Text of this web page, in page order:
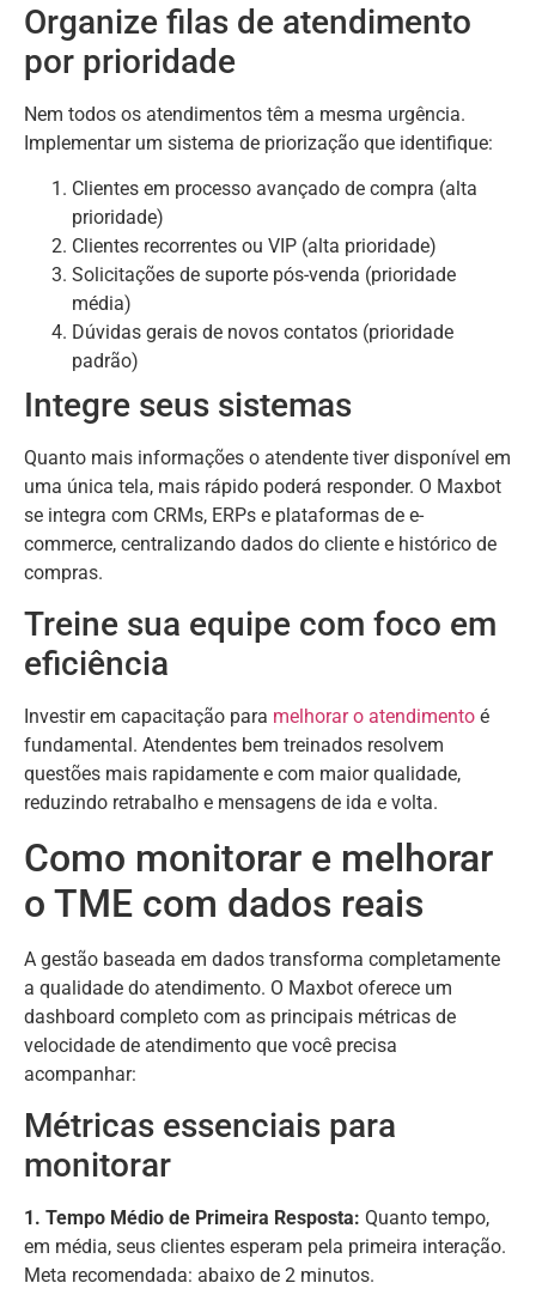
Organize filas de atendimento
por prioridade
Nem todos os atendimentos têm a mesma urgência.
Implementar um sistema de priorização que identifique:
Clientes em processo avançado de compra (alta
prioridade)
Clientes recorrentes ou VIP (alta prioridade)
Solicitações de suporte pós-venda (prioridade
média)
Dúvidas gerais de novos contatos (prioridade
padrão)
Integre seus sistemas
Quanto mais informações o atendente tiver disponível em
uma única tela, mais rápido poderá responder. O Maxbot
se integra com CRMs, ERPs e plataformas de e-
commerce, centralizando dados do cliente e histórico de
compras.
Treine sua equipe com foco em
eficiência
Investir em capacitação para melhorar o atendimento é
fundamental. Atendentes bem treinados resolvem
questões mais rapidamente e com maior qualidade,
reduzindo retrabalho e mensagens de ida e volta.
Como monitorar e melhorar
o TME com dados reais
A gestão baseada em dados transforma completamente
a qualidade do atendimento. O Maxbot oferece um
dashboard completo com as principais métricas de
velocidade de atendimento que você precisa
acompanhar:
Métricas essenciais para
monitorar
1. Tempo Médio de Primeira Resposta: Quanto tempo,
em média, seus clientes esperam pela primeira interação.
Meta recomendada: abaixo de 2 minutos.